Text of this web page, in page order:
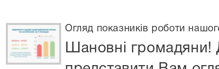
Огляд показників роботи
Шановні громадяни!